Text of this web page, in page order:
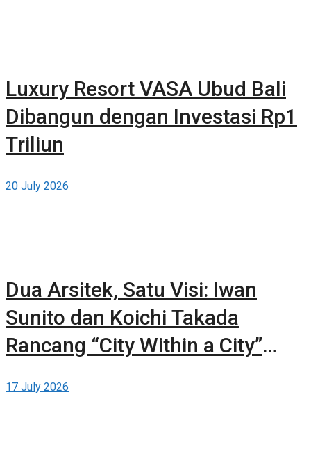
Luxury Resort VASA Ubud Bali
Dibangun dengan Investasi Rp1
Triliun
20 July 2026
Dua Arsitek, Satu Visi: Iwan
Sunito dan Koichi Takada
Rancang “City Within a City”
17 July 2026